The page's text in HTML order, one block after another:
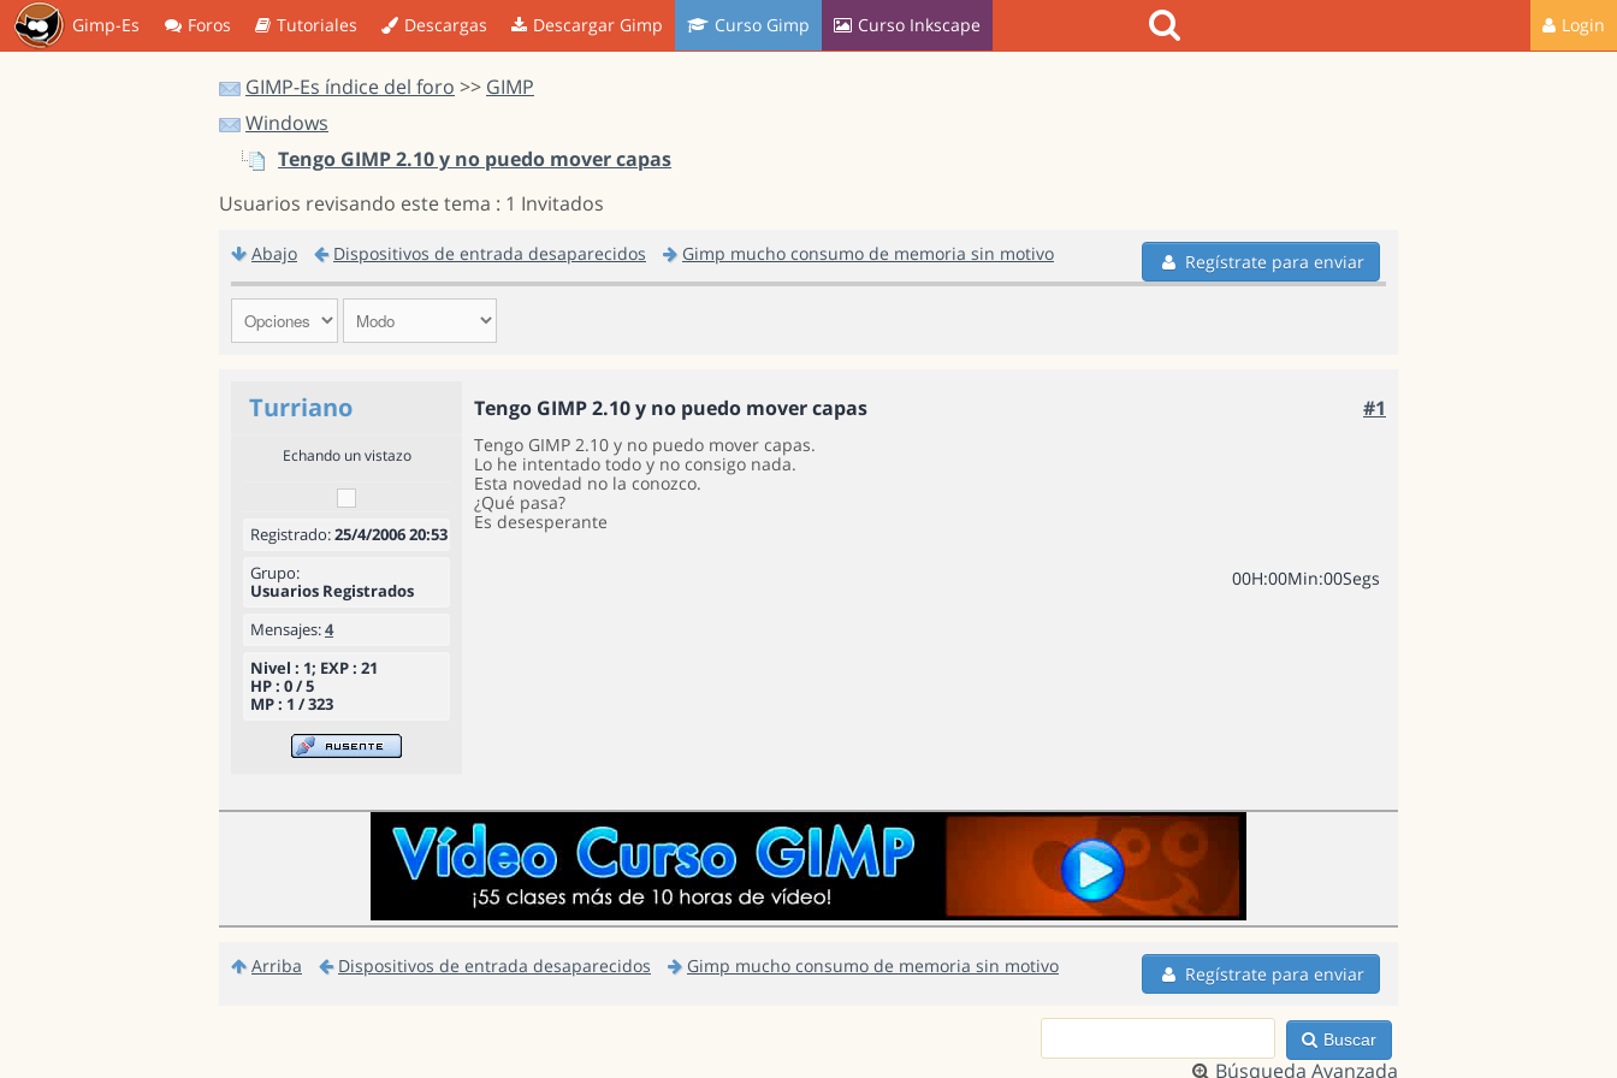
Gimp-Es Foros Tutoriales Descargas Descargar Gimp Curso Gimp Curso Inkscape Login
GIMP-Es índice del foro >> GIMP
Windows
Tengo GIMP 2.10 y no puedo mover capas
Usuarios revisando este tema : 1 Invitados
Abajo Dispositivos de entrada desaparecidos Gimp mucho consumo de memoria sin motivo Regístrate para enviar
Turriano Tengo GIMP 2.10 y no puedo mover capas #1
Echando un vistazo
Registrado:25/4/2006 20:53
Grupo:
Usuarios Registrados
Mensajes:4
Nivel : 1; EXP : 21
HP : 0 / 5
MP : 1 / 323
Tengo GIMP 2.10 y no puedo mover capas.
Lo he intentado todo y no consigo nada.
Esta novedad no la conozco.
¿Qué pasa?
Es desesperante
00H:00Min:00Segs
Arriba Dispositivos de entrada desaparecidos Gimp mucho consumo de memoria sin motivo Regístrate para enviar
Buscar
Búsqueda Avanzada